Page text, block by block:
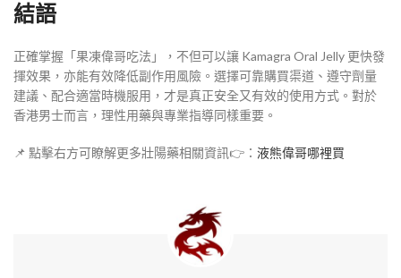
結語
正確掌握「果凍偉哥吃法」，不但可以讓 Kamagra Oral Jelly 更快發
揮效果，亦能有效降低副作用風險。選擇可靠購買渠道、遵守劑量
建議、配合適當時機服用，才是真正安全又有效的使用方式。對於
香港男士而言，理性用藥與專業指導同樣重要。
📌 點擊右方可瞭解更多壯陽藥相關資訊👉： 液熊偉哥哪裡買